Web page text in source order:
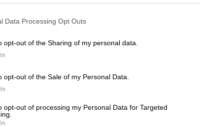
Data Processing Opt Outs
opt-out of the Sharing of my personal data.
opt-out of the Sale of my Personal Data.
opt-out of processing my Personal Data for Targeted
μαθητές.
και του Συλλόγου Διδασκόντων
για την ώρα αποχώρησης των μαθητών
από τον Διευθυντή των Δημοτικών
παρουσία εκπροσώπων των
διευθύνσεων σπουδών υπουργείου
Δευτεροβάθμιας Εκπαίδευσης κατά την
εκδηλώσεις, ανά τμήμα και έχουν
ωρών.